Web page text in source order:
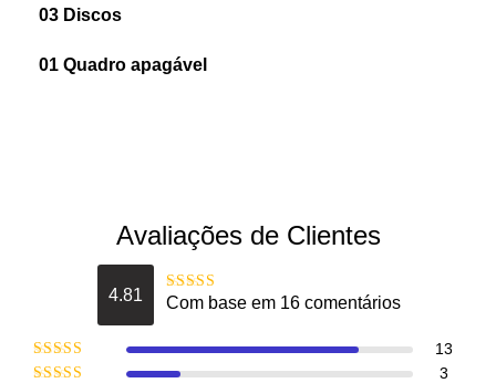
03 Discos
01 Quadro apagável
Avaliações de Clientes
4.81
Avaliação
Com base em 16 comentários
Avaliação
13
3